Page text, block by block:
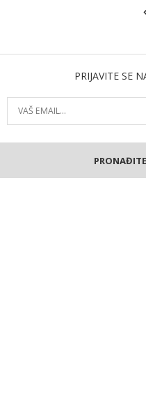
PRIJAVITE SE